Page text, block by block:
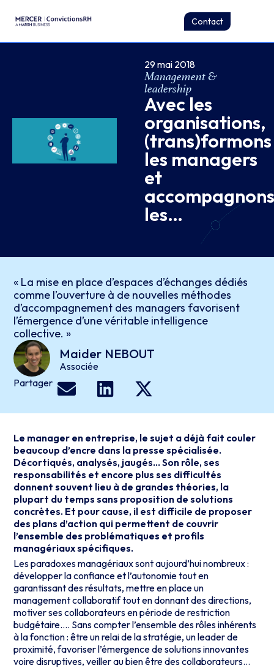
Contact
29 mai 2018
Management &
leadership
Avec les
organisations,
(trans)formons
les managers
et
les…
« La mise en place d’espaces d’échanges dédiés
comme l’ouverture à de nouvelles méthodes
d’accompagnement des managers favorisent
l’émergence d’une véritable intelligence
collective. »
Maider NEBOUT
Associée
Partager
Le manager en entreprise, le sujet a déjà fait couler
beaucoup d’encre dans la presse spécialisée.
Décortiqués, analysés, jaugés… Son rôle, ses
responsabilités et encore plus ses difficultés
donnent souvent lieu à de grandes théories, la
plupart du temps sans proposition de solutions
concrètes. Et pour cause, il est difficile de proposer
des plans d’action qui permettent de couvrir
l’ensemble des problématiques et profils
managériaux spécifiques.
Les paradoxes managériaux sont aujourd’hui nombreux :
développer la confiance et l’autonomie tout en
garantissant des résultats, mettre en place un
management collaboratif tout en donnant des directions,
motiver ses collaborateurs en période de restriction
budgétaire…. Sans compter l’ensemble des rôles inhérents
à la fonction : être un relai de la stratégie, un leader de
proximité, favoriser l’émergence de solutions innovantes
voire disruptives, veiller au bien être des collaborateurs…